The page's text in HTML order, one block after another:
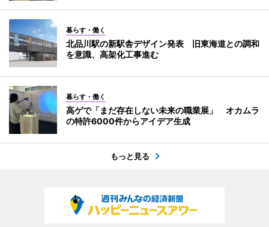
暮らす・働く
北品川駅の新駅舎デザイン発表 旧東海道との調和
を意識、高架化工事進む
暮らす・働く
高ゲで「まだ存在しない未来の職業展」 オカムラ
の特許6000件からアイデア生成
もっと見る